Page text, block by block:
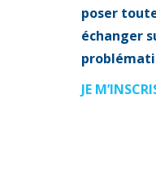
poser
échanger
JE